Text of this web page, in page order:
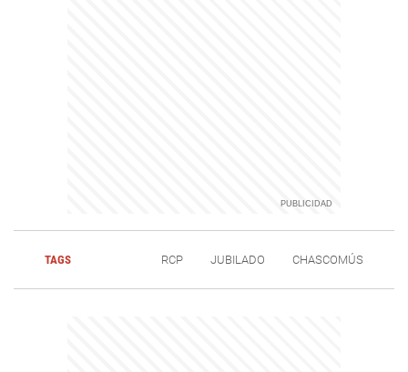
TAGS RCP JUBILADO CHASCOMÚS